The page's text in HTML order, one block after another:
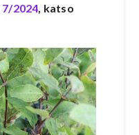
7/2024 , katso